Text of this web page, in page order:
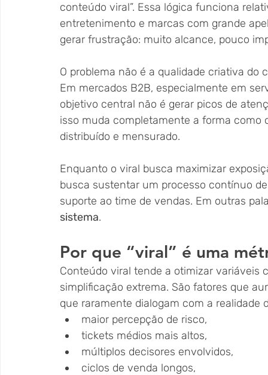
conteúdo viral”. Essa lógica funciona
entretenimento e marcas com grande
gerar frustração: muito alcance, pouco
O problema não é a qualidade criativa do
Em mercados B2B, especialmente em
objetivo central não é gerar picos de
isso muda completamente a forma
distribuído e mensurado.
Enquanto o viral busca maximizar
busca sustentar um processo contínuo
suporte ao time de vendas. Em outras
sistema.
Por que “viral” é uma
Conteúdo viral tende a otimizar variáveis
simplificação extrema. São fatores que
que raramente dialogam com a realidade
maior percepção de risco,
tickets médios mais altos,
múltiplos decisores envolvidos,
ciclos de venda longos,